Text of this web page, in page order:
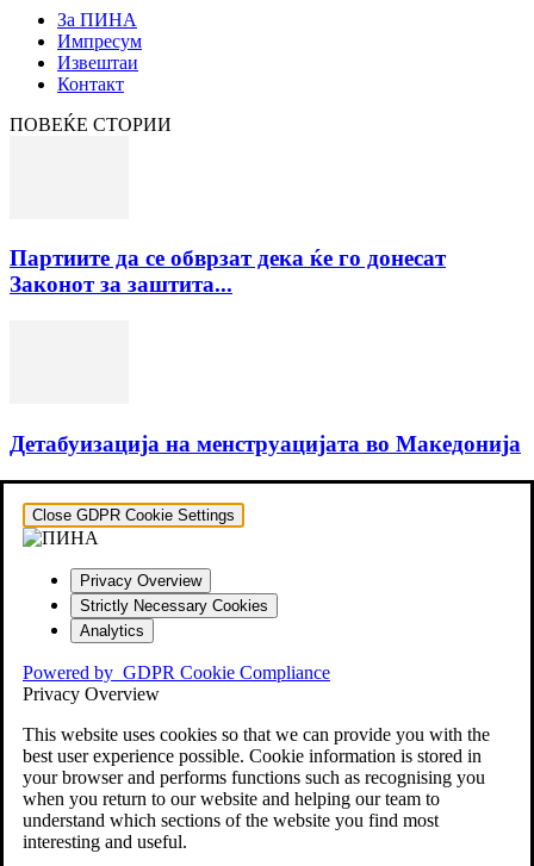
За ПИНА
Импресум
Извештаи
Контакт
ПОВЕЌЕ СТОРИИ
Партиите да се обврзат дека ќе го донесат
Законот за заштита...
Детабуизација на менструацијата во Македонија
Close GDPR Cookie Settings
Privacy Overview
Strictly Necessary Cookies
Analytics
Powered by GDPR Cookie Compliance
Privacy Overview
This website uses cookies so that we can provide you with the
best user experience possible. Cookie information is stored in
your browser and performs functions such as recognising you
when you return to our website and helping our team to
understand which sections of the website you find most
interesting and useful.